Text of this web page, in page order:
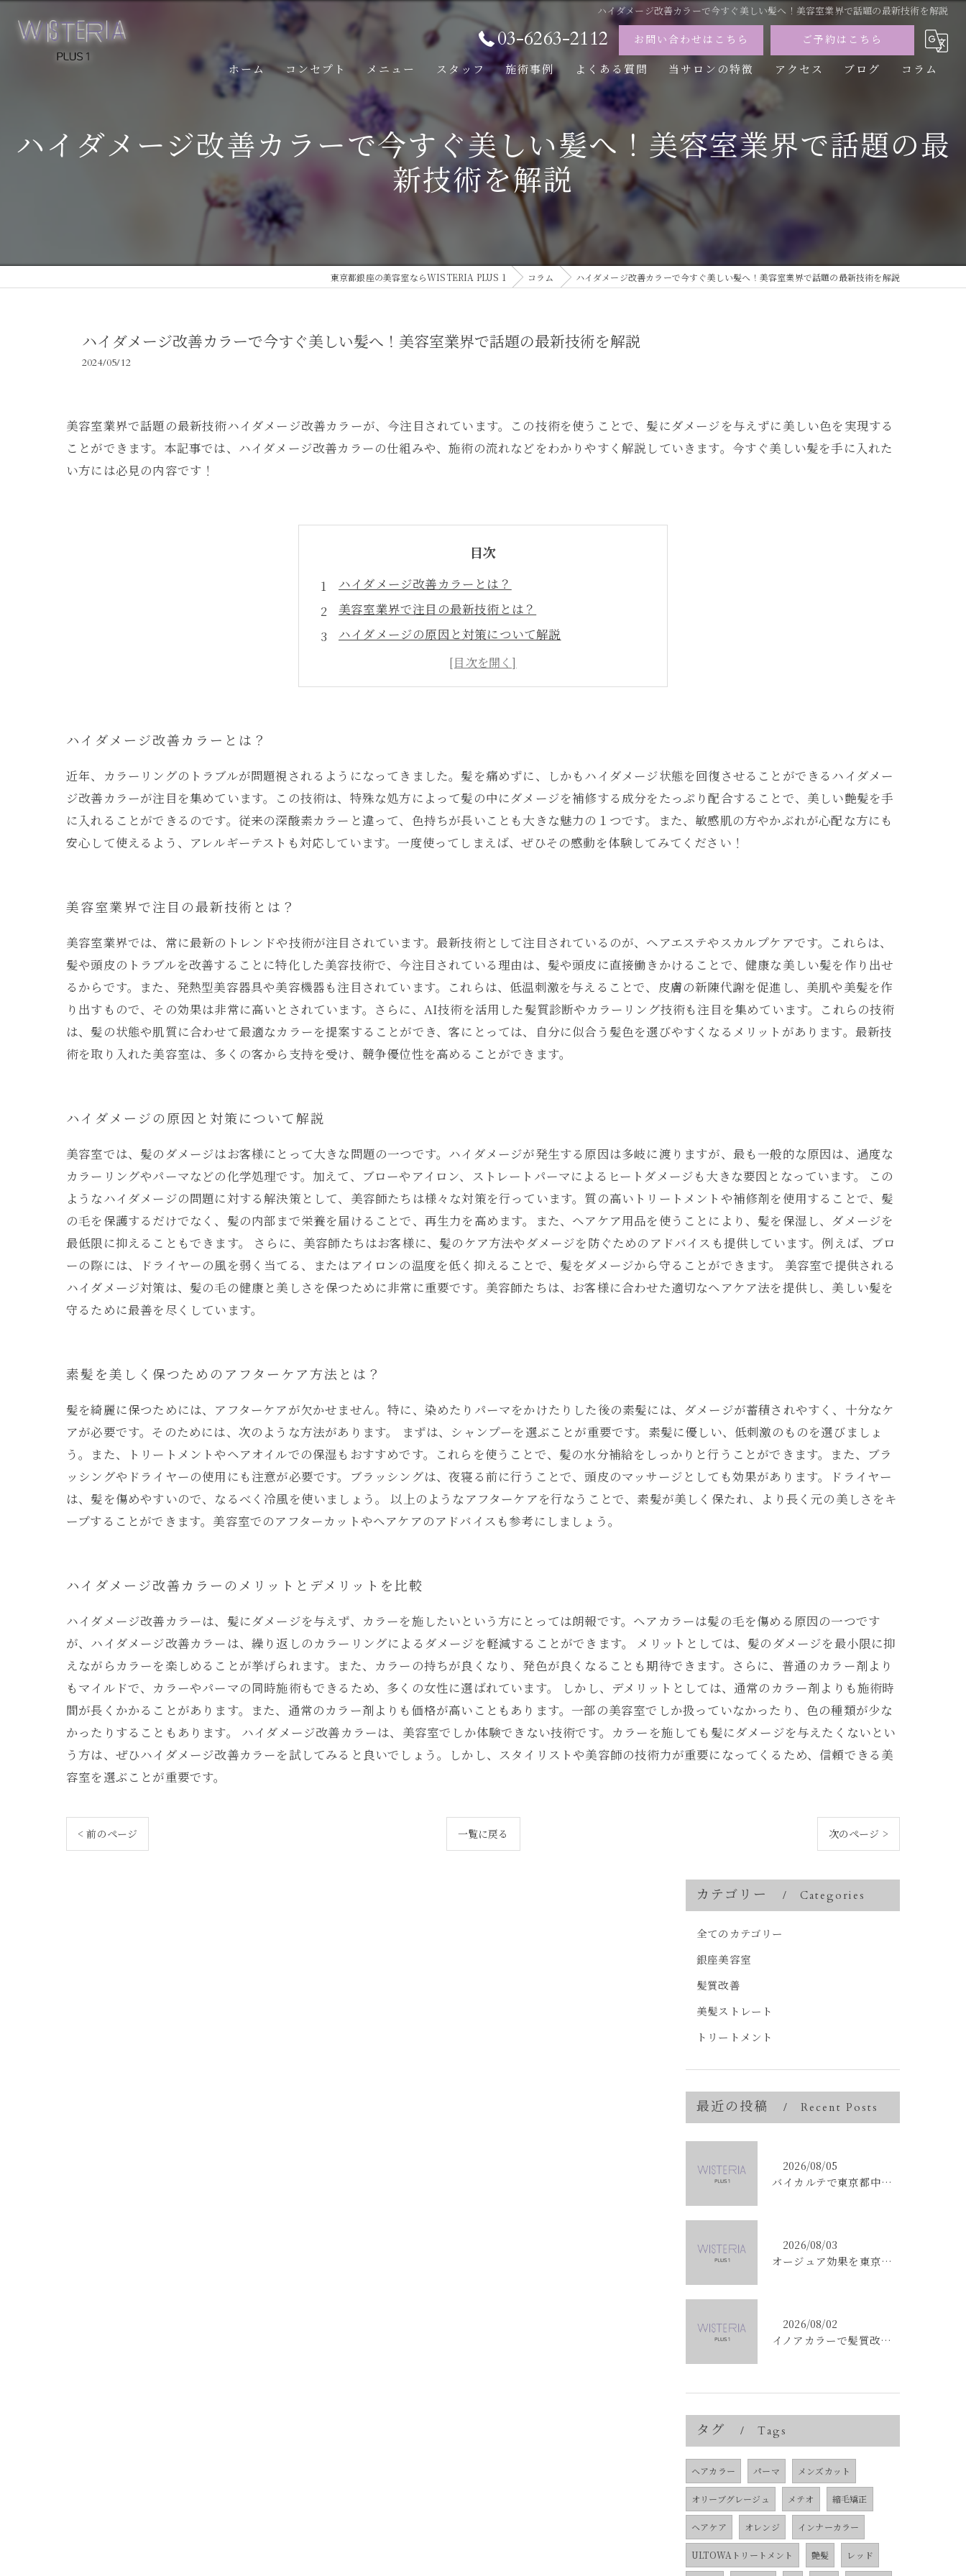
ハイダメージ改善カラーで今すぐ美しい髪へ！美容室業界で話題の最新技術を解説
03-6263-2112 お問い合わせはこちら ご予約はこちら
ホーム コンセプト メニュー スタッフ 施術事例 よくある質問 当サロンの特徴
カラー
トリートメント
パーマ
アクセス ブログ コラム
ハイダメージ改善カラーで今すぐ美しい髪へ！美容室業界で話題の最
新技術を解説
東京都銀座の美容室ならWISTERIA PLUS 1 コラム ハイダメージ改善カラーで今すぐ美しい髪へ！美容室業界で話題の最新技術を解説
ハイダメージ改善カラーで今すぐ美しい髪へ！美容室業界で話題の最新技術を解説
2024/05/12
美容室業界で話題の最新技術ハイダメージ改善カラーが、今注目されています。この技術を使うことで、髪にダメージを与えずに美しい色を実現する
ことができます。本記事では、ハイダメージ改善カラーの仕組みや、施術の流れなどをわかりやすく解説していきます。今すぐ美しい髪を手に入れた
い方には必見の内容です！
目次
ハイダメージ改善カラーとは？
美容室業界で注目の最新技術とは？
ハイダメージの原因と対策について解説
素髪を美しく保つためのアフターケア方法とは？
ハイダメージ改善カラーのメリットとデメリットを比較
ハイダメージ改善カラーとは？
近年、カラーリングのトラブルが問題視されるようになってきました。髪を痛めずに、しかもハイダメージ状態を回復させることができるハイダメー
ジ改善カラーが注目を集めています。この技術は、特殊な処方によって髪の中にダメージを補修する成分をたっぷり配合することで、美しい艶髪を手
に入れることができるのです。従来の深酸素カラーと違って、色持ちが長いことも大きな魅力の１つです。また、敏感肌の方やかぶれが心配な方にも
安心して使えるよう、アレルギーテストも対応しています。一度使ってしまえば、ぜひその感動を体験してみてください！
美容室業界で注目の最新技術とは？
美容室業界では、常に最新のトレンドや技術が注目されています。最新技術として注目されているのが、ヘアエステやスカルプケアです。これらは、
髪や頭皮のトラブルを改善することに特化した美容技術で、今注目されている理由は、髪や頭皮に直接働きかけることで、健康な美しい髪を作り出せ
るからです。また、発熱型美容器具や美容機器も注目されています。これらは、低温刺激を与えることで、皮膚の新陳代謝を促進し、美肌や美髪を作
り出すもので、その効果は非常に高いとされています。さらに、AI技術を活用した髪質診断やカラーリング技術も注目を集めています。これらの技術
は、髪の状態や肌質に合わせて最適なカラーを提案することができ、客にとっては、自分に似合う髪色を選びやすくなるメリットがあります。最新技
術を取り入れた美容室は、多くの客から支持を受け、競争優位性を高めることができます。
ハイダメージの原因と対策について解説
美容室では、髪のダメージはお客様にとって大きな問題の一つです。ハイダメージが発生する原因は多岐に渡りますが、最も一般的な原因は、過度な
カラーリングやパーマなどの化学処理です。加えて、ブローやアイロン、ストレートパーマによるヒートダメージも大きな要因となっています。 この
ようなハイダメージの問題に対する解決策として、美容師たちは様々な対策を行っています。質の高いトリートメントや補修剤を使用することで、髪
の毛を保護するだけでなく、髪の内部まで栄養を届けることで、再生力を高めます。また、ヘアケア用品を使うことにより、髪を保湿し、ダメージを
最低限に抑えることもできます。 さらに、美容師たちはお客様に、髪のケア方法やダメージを防ぐためのアドバイスも提供しています。例えば、ブロ
ーの際には、ドライヤーの風を弱く当てる、またはアイロンの温度を低く抑えることで、髪をダメージから守ることができます。 美容室で提供される
ハイダメージ対策は、髪の毛の健康と美しさを保つために非常に重要です。美容師たちは、お客様に合わせた適切なヘアケア法を提供し、美しい髪を
守るために最善を尽くしています。
素髪を美しく保つためのアフターケア方法とは？
髪を綺麗に保つためには、アフターケアが欠かせません。特に、染めたりパーマをかけたりした後の素髪には、ダメージが蓄積されやすく、十分なケ
アが必要です。そのためには、次のような方法があります。 まずは、シャンプーを選ぶことが重要です。素髪に優しい、低刺激のものを選びましょ
う。また、トリートメントやヘアオイルでの保湿もおすすめです。これらを使うことで、髪の水分補給をしっかりと行うことができます。また、ブラ
ッシングやドライヤーの使用にも注意が必要です。ブラッシングは、夜寝る前に行うことで、頭皮のマッサージとしても効果があります。ドライヤー
は、髪を傷めやすいので、なるべく冷風を使いましょう。 以上のようなアフターケアを行なうことで、素髪が美しく保たれ、より長く元の美しさをキ
ープすることができます。美容室でのアフターカットやヘアケアのアドバイスも参考にしましょう。
ハイダメージ改善カラーのメリットとデメリットを比較
ハイダメージ改善カラーは、髪にダメージを与えず、カラーを施したいという方にとっては朗報です。ヘアカラーは髪の毛を傷める原因の一つです
が、ハイダメージ改善カラーは、繰り返しのカラーリングによるダメージを軽減することができます。 メリットとしては、髪のダメージを最小限に抑
えながらカラーを楽しめることが挙げられます。また、カラーの持ちが良くなり、発色が良くなることも期待できます。さらに、普通のカラー剤より
もマイルドで、カラーやパーマの同時施術もできるため、多くの女性に選ばれています。 しかし、デメリットとしては、通常のカラー剤よりも施術時
間が長くかかることがあります。また、通常のカラー剤よりも価格が高いこともあります。一部の美容室でしか扱っていなかったり、色の種類が少な
かったりすることもあります。 ハイダメージ改善カラーは、美容室でしか体験できない技術です。カラーを施しても髪にダメージを与えたくないとい
う方は、ぜひハイダメージ改善カラーを試してみると良いでしょう。しかし、スタイリストや美容師の技術力が重要になってくるため、信頼できる美
容室を選ぶことが重要です。
< 前のページ 一覧に戻る 次のページ >
カテゴリー Categories
全てのカテゴリー
銀座美容室
髪質改善
美髪ストレート
トリートメント
最近の投稿 Recent Posts
2026/08/05
バイカルテで東京都中央区銀座のエイジングケア悩みを解決する方法と正規品選びのポイント
2026/08/03
オージュア効果を東京都中央区銀座で実感する選び方と購入ポイント
2026/08/02
イノアカラーで髪質改善を叶える東京都中央区銀座の新しい髪色体験
タグ Tags
ヘアカラー パーマ メンズカット
オリーブグレージュ メテオ 縮毛矯正
ヘアケア オレンジ インナーカラー
ULTOWAトリートメント 艶髪 レッド